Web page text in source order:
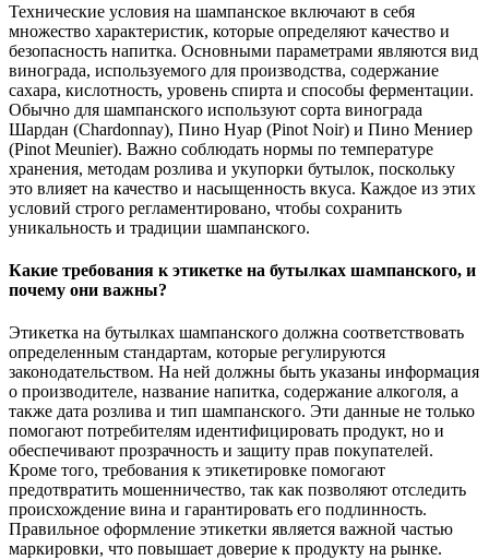
Технические условия на шампанское включают в себя
множество характеристик, которые определяют качество и
безопасность напитка. Основными параметрами являются вид
винограда, используемого для производства, содержание
сахара, кислотность, уровень спирта и способы ферментации.
Обычно для шампанского используют сорта винограда
Шардан (Chardonnay), Пино Нуар (Pinot Noir) и Пино Мениер
(Pinot Meunier). Важно соблюдать нормы по температуре
хранения, методам розлива и укупорки бутылок, поскольку
это влияет на качество и насыщенность вкуса. Каждое из этих
условий строго регламентировано, чтобы сохранить
уникальность и традиции шампанского.
Какие требования к этикетке на бутылках шампанского, и
почему они важны?
Этикетка на бутылках шампанского должна соответствовать
определенным стандартам, которые регулируются
законодательством. На ней должны быть указаны информация
о производителе, название напитка, содержание алкоголя, а
также дата розлива и тип шампанского. Эти данные не только
помогают потребителям идентифицировать продукт, но и
обеспечивают прозрачность и защиту прав покупателей.
Кроме того, требования к этикетировке помогают
предотвратить мошенничество, так как позволяют отследить
происхождение вина и гарантировать его подлинность.
Правильное оформление этикетки является важной частью
маркировки, что повышает доверие к продукту на рынке.